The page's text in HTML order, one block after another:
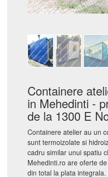
Containere
in Mehedinti -
de la 1300 E
Containere atelier au un
sunt termoizolate si
cadru similar unui spatiu
Mehedinti.ro are oferte
din total la plata